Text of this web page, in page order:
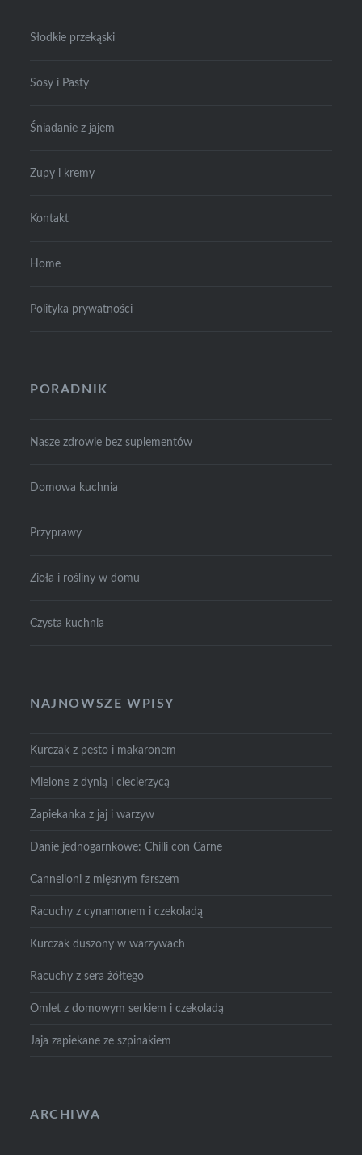
Słodkie przekąski
Sosy i Pasty
Śniadanie z jajem
Zupy i kremy
Kontakt
Home
Polityka prywatności
PORADNIK
Nasze zdrowie bez suplementów
Domowa kuchnia
Przyprawy
Zioła i rośliny w domu
Czysta kuchnia
NAJNOWSZE WPISY
Kurczak z pesto i makaronem
Mielone z dynią i ciecierzycą
Zapiekanka z jaj i warzyw
Danie jednogarnkowe: Chilli con Carne
Cannelloni z mięsnym farszem
Racuchy z cynamonem i czekoladą
Kurczak duszony w warzywach
Racuchy z sera żółtego
Omlet z domowym serkiem i czekoladą
Jaja zapiekane ze szpinakiem
ARCHIWA